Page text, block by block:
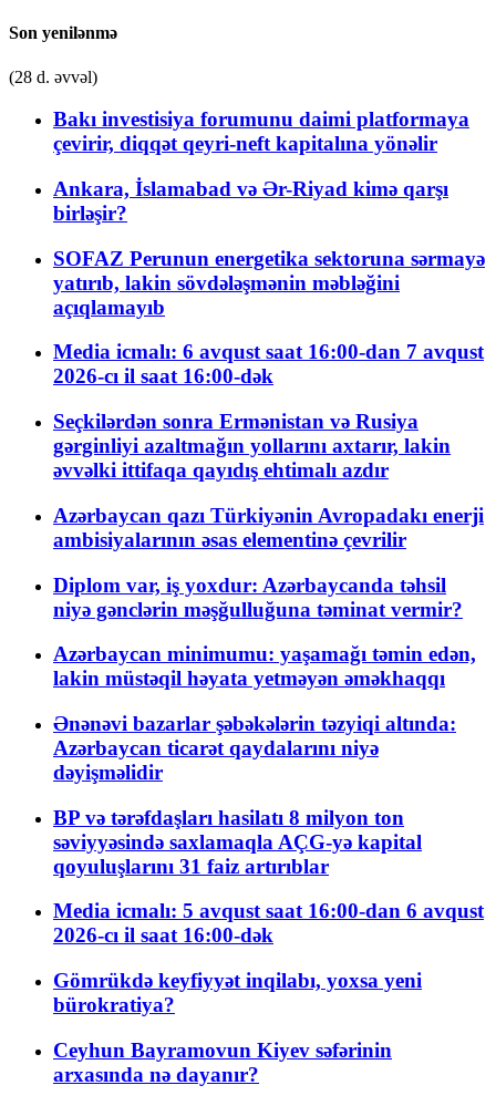
Son yenilənmə
(28 d. əvvəl)
Bakı investisiya forumunu daimi platformaya
çevirir, diqqət qeyri-neft kapitalına yönəlir
Ankara, İslamabad və Ər-Riyad kimə qarşı
birləşir?
SOFAZ Perunun energetika sektoruna sərmayə
yatırıb, lakin sövdələşmənin məbləğini
açıqlamayıb
Media icmalı: 6 avqust saat 16:00-dan 7 avqust
2026-cı il saat 16:00-dək
Seçkilərdən sonra Ermənistan və Rusiya
gərginliyi azaltmağın yollarını axtarır, lakin
əvvəlki ittifaqa qayıdış ehtimalı azdır
Azərbaycan qazı Türkiyənin Avropadakı enerji
ambisiyalarının əsas elementinə çevrilir
Diplom var, iş yoxdur: Azərbaycanda təhsil
niyə gənclərin məşğulluğuna təminat vermir?
Azərbaycan minimumu: yaşamağı təmin edən,
lakin müstəqil həyata yetməyən əməkhaqqı
Ənənəvi bazarlar şəbəkələrin təzyiqi altında:
Azərbaycan ticarət qaydalarını niyə
dəyişməlidir
BP və tərəfdaşları hasilatı 8 milyon ton
səviyyəsində saxlamaqla AÇG-yə kapital
qoyuluşlarını 31 faiz artırıblar
Media icmalı: 5 avqust saat 16:00-dan 6 avqust
2026-cı il saat 16:00-dək
Gömrükdə keyfiyyət inqilabı, yoxsa yeni
bürokratiya?
Ceyhun Bayramovun Kiyev səfərinin
arxasında nə dayanır?